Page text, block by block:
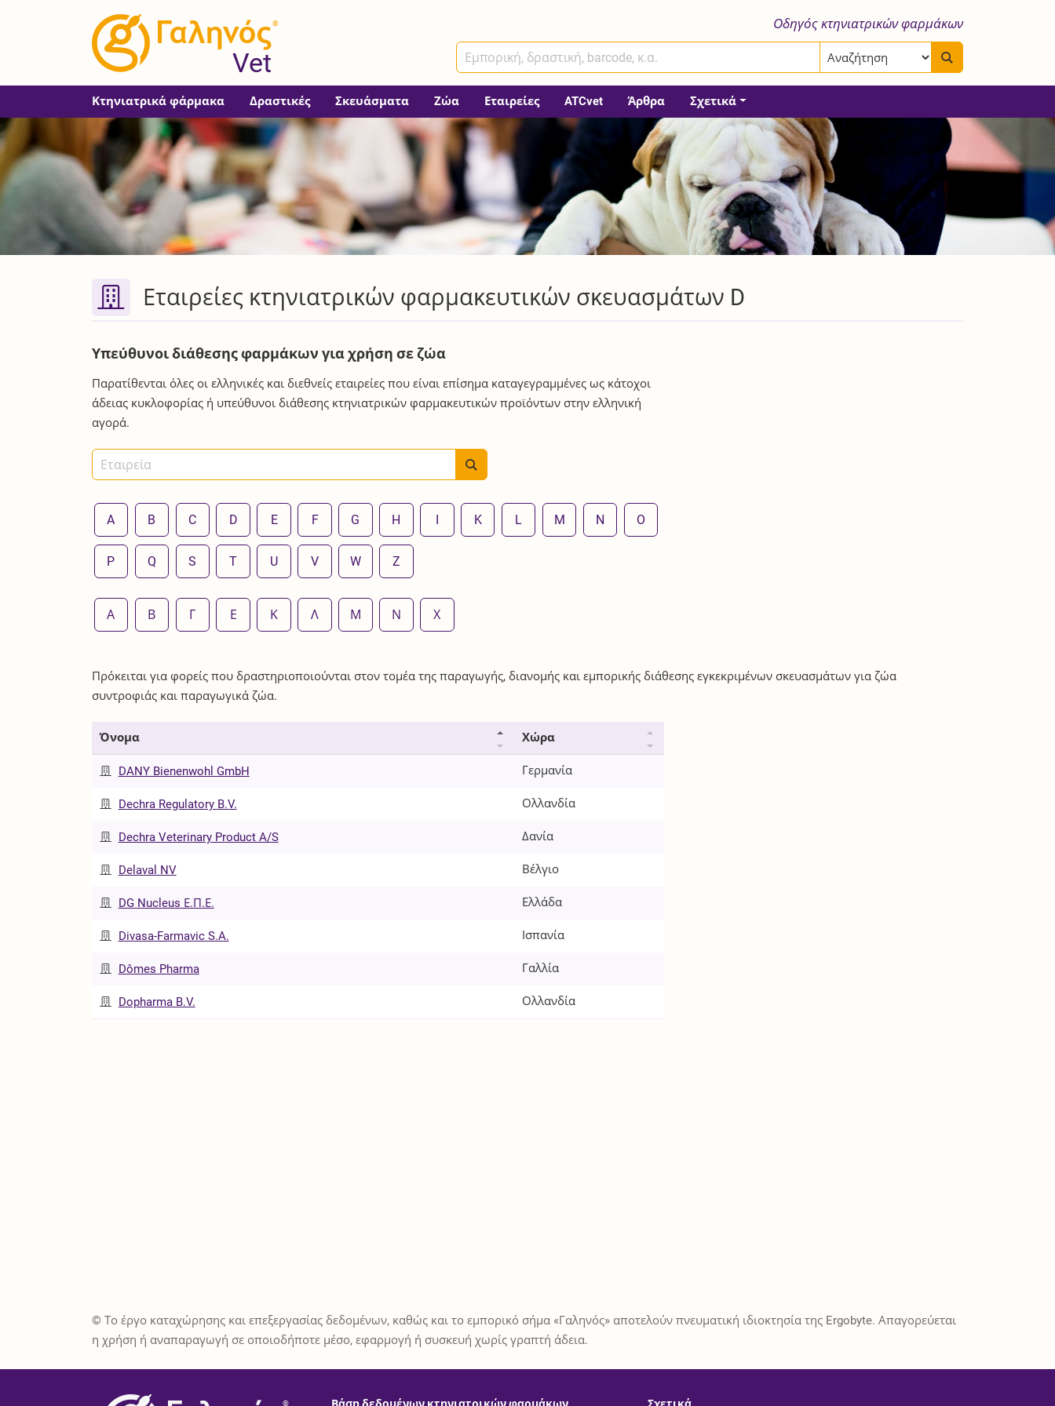
®
Vet
Οδηγός κτηνιατρικών φαρμάκων
Κτηνιατρικά φάρμακα Δραστικές Σκευάσματα Ζώα Εταιρείες ATCvet Άρθρα Σχετικά
Εταιρείες κτηνιατρικών φαρμακευτικών σκευασμάτων D
Υπεύθυνοι διάθεσης φαρμάκων για χρήση σε ζώα
Παρατίθενται όλες οι ελληνικές και διεθνείς εταιρείες που είναι επίσημα καταγεγραμμένες ως κάτοχοι
άδειας κυκλοφορίας ή υπεύθυνοι διάθεσης κτηνιατρικών φαρμακευτικών προϊόντων στην ελληνική
αγορά.
A B C D E F G H I K L M N O
P Q S T U V W Z
Α Β Γ Ε Κ Λ Μ Ν Χ
Πρόκειται για φορείς που δραστηριοποιούνται στον τομέα της παραγωγής, διανομής και εμπορικής διάθεσης εγκεκριμένων σκευασμάτων για ζώα
συντροφιάς και παραγωγικά ζώα.
Όνομα Χώρα
DANY Bienenwohl GmbH Γερμανία
Dechra Regulatory B.V. Ολλανδία
Dechra Veterinary Product A/S Δανία
Delaval NV Βέλγιο
DG Nucleus Ε.Π.Ε. Ελλάδα
Divasa-Farmavic S.A. Ισπανία
Dômes Pharma Γαλλία
Dopharma B.V. Ολλανδία
© Το έργο καταχώρησης και επεξεργασίας δεδομένων, καθώς και το εμπορικό σήμα «Γαληνός» αποτελούν πνευματική ιδιοκτησία της Ergobyte. Απαγορεύεται
η χρήση ή αναπαραγωγή σε οποιοδήποτε μέσο, εφαρμογή ή συσκευή χωρίς γραπτή άδεια.
®